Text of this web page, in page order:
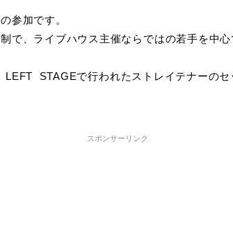
参加です。
で、ライブハウス主催ならではの若手を中
LEFT STAGEで行われたストレイテナーのセ
スポンサーリンク